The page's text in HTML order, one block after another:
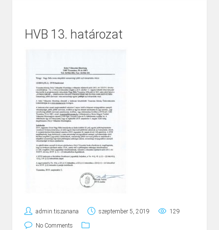
HVB 13. határozat
admin.tiszanana szeptember 5, 2019 129
No Comments